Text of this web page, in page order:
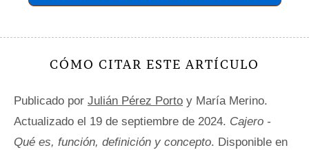
CÓMO CITAR ESTE ARTÍCULO
Publicado por Julián Pérez Porto y María Merino.
Actualizado el 19 de septiembre de 2024. Cajero -
Qué es, función, definición y concepto. Disponible en